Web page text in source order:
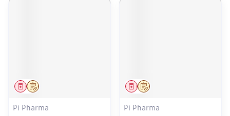
Op voorschrift
Geneesmiddel
Pi Pharma
Op voorschrift
Geneesmiddel
Pi Pharma